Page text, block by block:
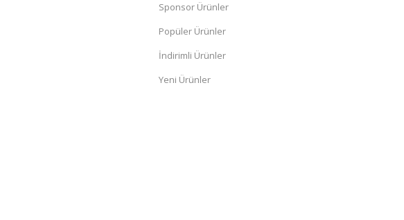
Sponsor Ürünler
Popüler Ürünler
İndirimli Ürünler
Yeni Ürünler